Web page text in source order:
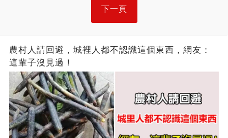
下一頁
農村人請回避，城裡人都不認識這個東西，網友：
這輩子沒見過！